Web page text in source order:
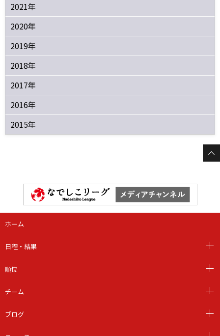
2021年
2020年
2019年
2018年
2017年
2016年
2015年
ホーム
日程・結果
順位
チーム
ブログ